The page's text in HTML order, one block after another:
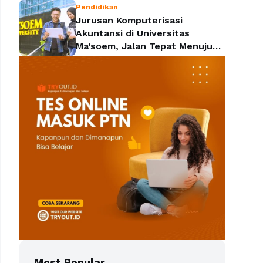
Pendidikan
Jurusan Komputerisasi
Akuntansi di Universitas
Ma’soem, Jalan Tepat Menuju
Profesi yang Dicari Perusahaan